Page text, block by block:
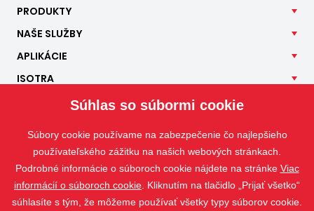
PRODUKTY
NAŠE SLUŽBY
APLIKÁCIE
ISOTRA
Súhlas so súbormi cookie
Súbory cookie používame na zabezpečenie čo najlepšieho
používateľského zážitku na našich webových stránkach.
Podrobné informácie o súboroch cookie nájdete na stránke Viac
informácií o súboroch cookie . Kliknutím na tlačidlo „Prijať všetko“
súhlasíte s tým, že môžeme používať všetky typy súborov cookie.